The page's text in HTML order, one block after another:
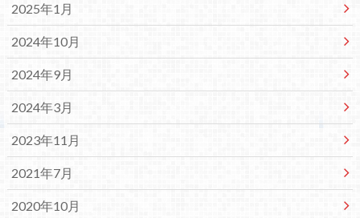
2025年1月
2024年10月
2024年9月
2024年3月
2023年11月
2021年7月
2020年10月